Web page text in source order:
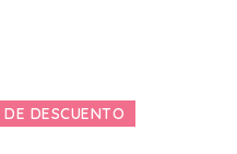
DESCUENTO